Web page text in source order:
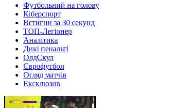
Футбольний на голову
Кіберспорт
Встигни за 30 секунд
ТОП-Легіонер
Аналітика
Дикі пенальті
ОлдСкул
Єврофутбол
Огляд матчів
Ексклюзив